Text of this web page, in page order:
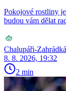
Pokojové rostliny
budou vám dělat
Chalupáři-
8. 8. 2026, 19:32
2 min